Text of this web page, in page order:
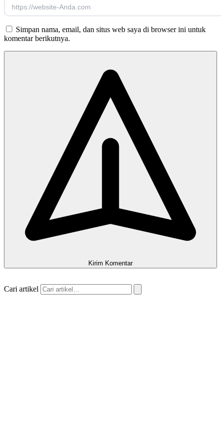
Simpan nama, email, dan situs web saya di browser ini untuk
komentar berikutnya.
Kirim Komentar
Cari artikel